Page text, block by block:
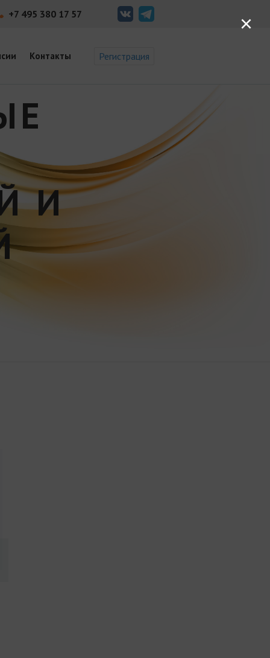
+7 495 380 17 57
Контакты Регистрация
И
×